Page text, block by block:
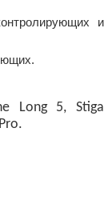
и
Long 5, Stiga